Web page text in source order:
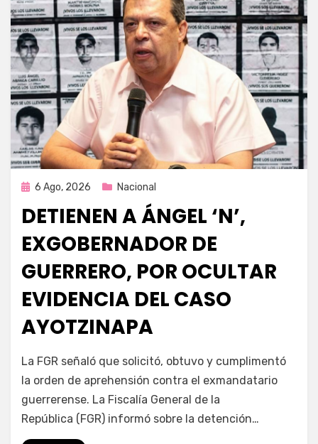
Publicada
6 Ago, 2026 Nacional
DETIENEN A ÁNGEL ‘N’,
EXGOBERNADOR DE
GUERRERO, POR OCULTAR
EVIDENCIA DEL CASO
AYOTZINAPA
porFernando Miranda Servín
La FGR señaló que solicitó, obtuvo y cumplimentó
la orden de aprehensión contra el exmandatario
guerrerense. La Fiscalía General de la
República (FGR) informó sobre la detención…